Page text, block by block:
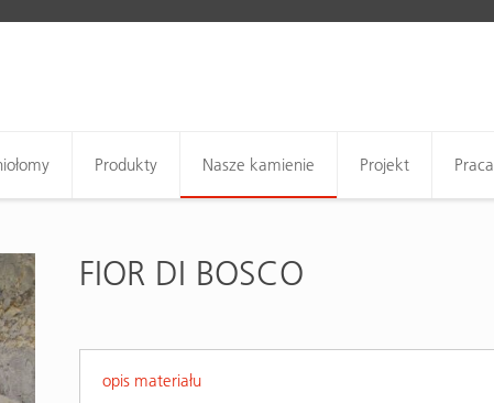
Produkty Nasze kamienie Projekt Praca
FIOR DI BOSCO
opis materiału